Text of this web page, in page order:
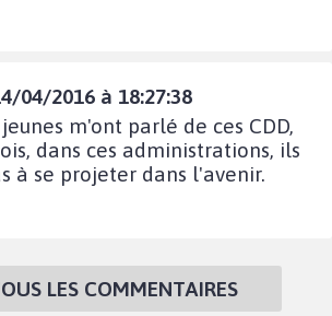
04/2016 à 18:27:38
m'ont parlé de ces CDD,
dans ces administrations, ils
à se projeter dans l'avenir.
LES COMMENTAIRES